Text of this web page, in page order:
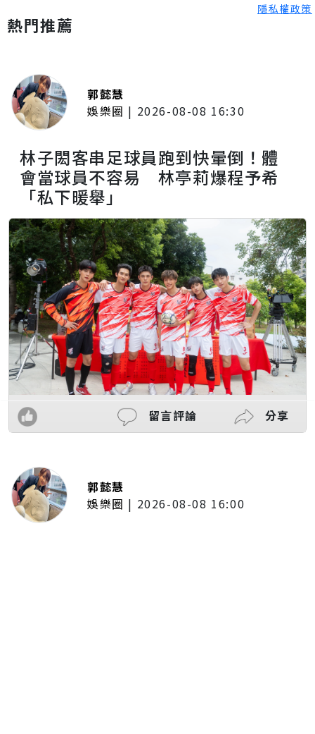
隱私權政策
熱門推薦
郭懿慧
娛樂圈 | 2026-08-08 16:30
林子閎客串足球員跑到快暈倒！體
會當球員不容易 林亭莉爆程予希
「私下暖舉」
留言評論 分享
郭懿慧
娛樂圈 | 2026-08-08 16:00